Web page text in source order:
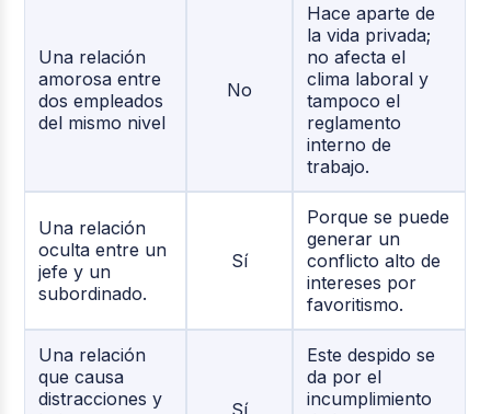
Una relación
amorosa entre
dos empleados
del mismo nivel
No
Hace aparte de
la vida privada;
no afecta el
clima laboral y
tampoco el
reglamento
interno de
trabajo.
Una relación
oculta entre un
jefe y un
subordinado.
Sí
Porque se puede
generar un
conflicto alto de
intereses por
favoritismo.
Una relación
que causa
distracciones y
Sí
Este despido se
da por el
incumplimiento